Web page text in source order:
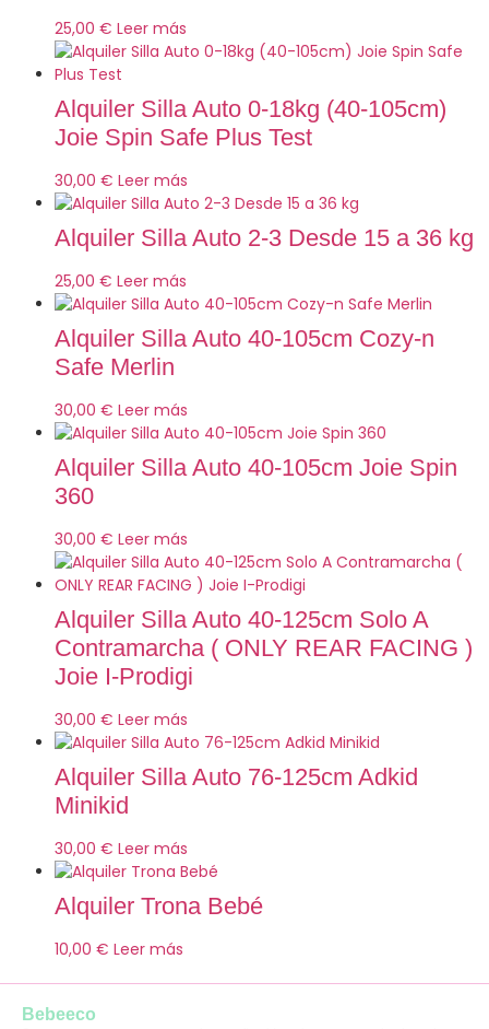
25,00 € Leer más
Alquiler Silla Auto 0-18kg (40-105cm)
Joie Spin Safe Plus Test
30,00 € Leer más
Alquiler Silla Auto 2-3 Desde 15 a 36 kg
25,00 € Leer más
Alquiler Silla Auto 40-105cm Cozy-n
Safe Merlin
30,00 € Leer más
Alquiler Silla Auto 40-105cm Joie Spin
360
30,00 € Leer más
Alquiler Silla Auto 40-125cm Solo A
Contramarcha ( ONLY REAR FACING )
Joie I-Prodigi
30,00 € Leer más
Alquiler Silla Auto 76-125cm Adkid
Minikid
30,00 € Leer más
Alquiler Trona Bebé
10,00 € Leer más
Bebeeco